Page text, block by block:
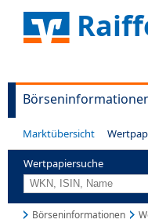
Marktübersicht
Wertpapiersuche
Börseninformationen